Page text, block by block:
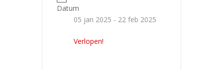
Datum
05 jan 2025 - 22 feb 2025
Verlopen!